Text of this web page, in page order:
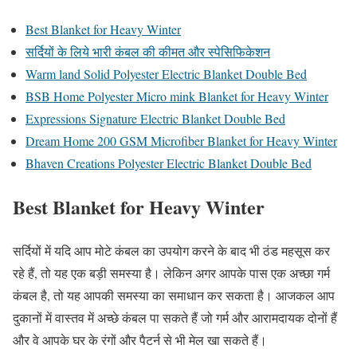
Best Blanket for Heavy Winter
सर्दियों के लिये भारी कंबल की कीमत और स्पेसिफिकेशन
Warm land Solid Polyester Electric Blanket Double Bed
BSB Home Polyester Micro mink Blanket for Heavy Winter
Expressions Signature Electric Blanket Double Bed
Dream Home 200 GSM Microfiber Blanket for Heavy Winter
Bhaven Creations Polyester Electric Blanket Double Bed
Best Blanket for Heavy Winter
सर्दियों में यदि आप मोटे कंबल का उपयोग करने के बाद भी ठंड महसूस कर
रहे हैं, तो यह एक बड़ी समस्या है। लेकिन अगर आपके पास एक अच्छा गर्म
कंबल है, तो यह आपकी समस्या का समाधान कर सकता है। आजकल आप
दुकानों में वास्तव में अच्छे कंबल पा सकते हैं जो गर्म और आरामदायक दोनों हैं
और वे आपके घर के रंगों और पैटर्न से भी मेल खा सकते हैं।